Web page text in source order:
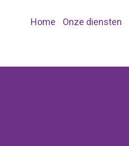
Home Onze diensten